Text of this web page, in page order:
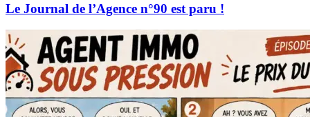
Le Journal de l’Agence n°90 est paru !